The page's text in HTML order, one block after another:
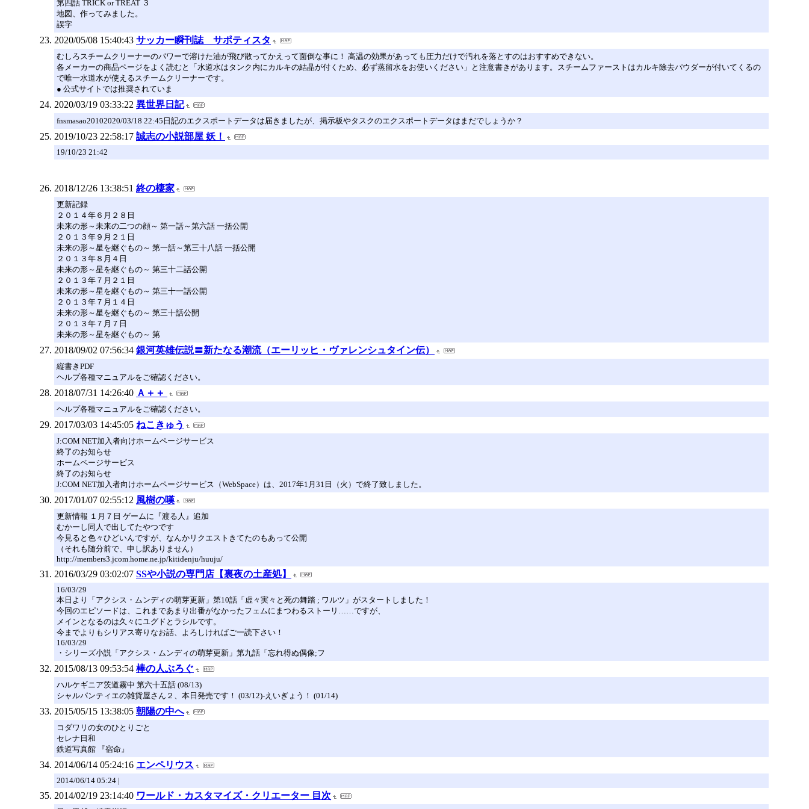
第四話 TRICK or TREAT ３
地図、作ってみました。
誤字
2020/05/08 15:40:43 サッカー瞬刊誌 サポティスタ
むしろスチームクリーナーのパワーで溶けた油が飛び散ってかえって面倒な事に！ 高温の効果があっても圧力だけで汚れを落とすのはおすすめできない。
各メーカーの商品ページをよく読むと「水道水はタンク内にカルキの結晶が付くため、必ず蒸留水をお使いください」と注意書きがあります。スチームファーストはカルキ除去パウダーが付いてくるの
で唯一水道水が使えるスチームクリーナーです。
● 公式サイトでは推奨されていま
2020/03/19 03:33:22 異世界日記
fnsmasao20102020/03/18 22:45日記のエクスポートデータは届きましたが、掲示板やタスクのエクスポートデータはまだでしょうか？
2019/10/23 22:58:17 誠志の小説部屋 妖！
19/10/23 21:42
2018/12/26 13:38:51 終の棲家
更新記録
２０１４年６月２８日
未来の形～未来の二つの顔～ 第一話～第六話 一括公開
２０１３年９月２１日
未来の形～星を継ぐもの～ 第一話～第三十八話 一括公開
２０１３年８月４日
未来の形～星を継ぐもの～ 第三十二話公開
２０１３年７月２１日
未来の形～星を継ぐもの～ 第三十一話公開
２０１３年７月１４日
未来の形～星を継ぐもの～ 第三十話公開
２０１３年７月７日
未来の形～星を継ぐもの～ 第
2018/09/02 07:56:34 銀河英雄伝説〓新たなる潮流（エーリッヒ・ヴァレンシュタイン伝）
縦書きPDF
ヘルプ各種マニュアルをご確認ください。
2018/07/31 14:26:40 Ａ＋＋
ヘルプ各種マニュアルをご確認ください。
2017/03/03 14:45:05 ねこきゅう
J:COM NET加入者向けホームページサービス
終了のお知らせ
ホームページサービス
終了のお知らせ
J:COM NET加入者向けホームページサービス（WebSpace）は、2017年1月31日（火）で終了致しました。
2017/01/07 02:55:12 風樹の嘆
更新情報 １月７日 ゲームに『渡る人』追加
むかーし同人で出してたやつです
今見ると色々ひどいんですが、なんかリクエストきてたのもあって公開
（それも随分前で、申し訳ありません）
http://members3.jcom.home.ne.jp/kitidenju/huuju/
2016/03/29 03:02:07 SSや小説の専門店【裏夜の土産処】
16/03/29
本日より「アクシス・ムンディの萌芽更新」第10話「虚々実々と死の舞踏 ; ワルツ」がスタートしました！
今回のエピソードは、これまであまり出番がなかったフェムにまつわるストーリ……ですが、
メインとなるのは久々にユグドとラシルです。
今までよりもシリアス寄りなお話、よろしければご一読下さい！
16/03/29
・シリーズ小説「アクシス・ムンディの萌芽更新」第九話「忘れ得ぬ偶像;フ
2015/08/13 09:53:54 棒の人ぶろぐ
ハルケギニア茨道霧中 第六十五話 (08/13)
シャルパンティエの雑貨屋さん２、本日発売です！ (03/12)-えいぎょう！ (01/14)
2015/05/15 13:38:05 朝陽の中へ
コダワリの女のひとりごと
セレナ日和
鉄道写真館 『宿命』
2014/06/14 05:24:16 エンペリウス
2014/06/14 05:24 |
2014/02/19 23:14:40 ワールド・カスタマイズ・クリエーター 目次